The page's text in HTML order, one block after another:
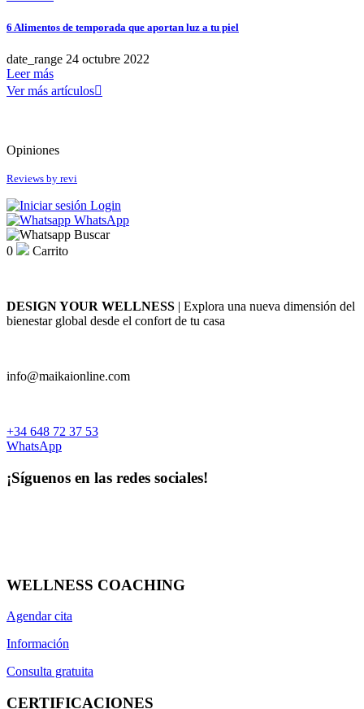
más... menos
Marcas
Antipodes
Coola
Fushi
Henné Organics
Hurraw!
Juice Beauty
Kost Kamm
Nourish London
Odacité
Puori
más... menos
Precio
Confort Pink
negro
6 Alimentos de temporada que aportan luz a tu piel
date_range 24 octubre 2022
Leer más
Ver más artículos
Opiniones
Reviews by revi
Login
WhatsApp
Buscar
0
Carrito
DESIGN YOUR WELLNESS | Explora una nueva dimensión del
bienestar global desde el confort de tu casa
info@maikaionline.com
+34 648 72 37 53
WhatsApp
¡Síguenos en las redes sociales!
WELLNESS COACHING
Agendar cita
Información
Consulta gratuita
CERTIFICACIONES